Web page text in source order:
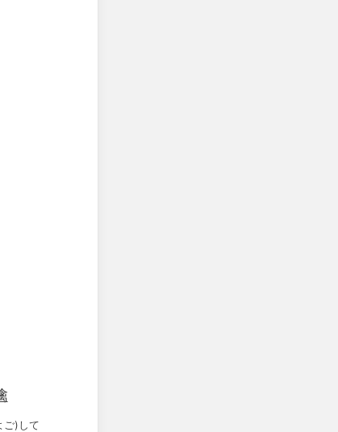
ご)して